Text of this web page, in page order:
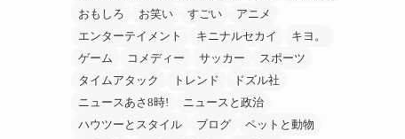
おもしろ
お笑い すごい
アニメ
エンターテイメント
キニナルセカイ
キヨ。
ゲーム
コメディー サッカー
スポーツ
タイムアタック
トレンド
ドズル社
ニュースあさ8時!
ニュースと政治
ハウツーとスタイル
ブログ
ペットと動物